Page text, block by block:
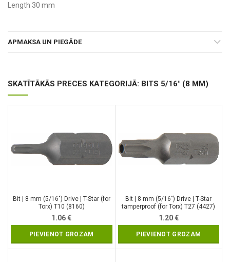
Length 30 mm
APMAKSA UN PIEGĀDE
SKATĪTĀKĀS PRECES KATEGORIJĀ: BITS 5/16" (8 MM)
Bit | 8 mm (5/16″) Drive | T-Star (for
Torx) T10 (8160)
1.06€
PIEVIENOT GROZAM
Bit | 8 mm (5/16″) Drive | T-Star
tamperproof (for Torx) T27 (4427)
1.20€
PIEVIENOT GROZAM